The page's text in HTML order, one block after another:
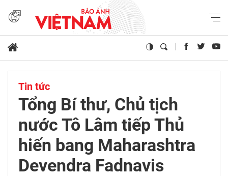
Tin tức
Tổng Bí thư, Chủ tịch
nước Tô Lâm tiếp Thủ
hiến bang Maharashtra
Devendra Fadnavis